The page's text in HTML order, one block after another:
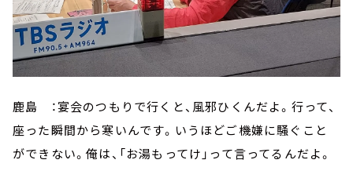
鹿島 ：宴会のつもりで行くと、風邪ひくんだよ。行って、
座った瞬間から寒いんです。いうほどご機嫌に騒ぐこと
ができない。俺は、「お湯もってけ」って言ってるんだよ。